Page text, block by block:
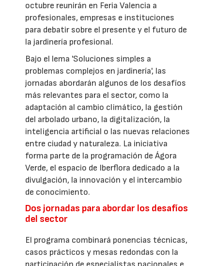
octubre reunirán en Feria Valencia a
profesionales, empresas e instituciones
para debatir sobre el presente y el futuro de
la jardinería profesional.
Bajo el lema 'Soluciones simples a
problemas complejos en jardinería', las
jornadas abordarán algunos de los desafíos
más relevantes para el sector, como la
adaptación al cambio climático, la gestión
del arbolado urbano, la digitalización, la
inteligencia artificial o las nuevas relaciones
entre ciudad y naturaleza. La iniciativa
forma parte de la programación de Ágora
Verde, el espacio de Iberflora dedicado a la
divulgación, la innovación y el intercambio
de conocimiento.
Dos jornadas para abordar los desafíos
del sector
El programa combinará ponencias técnicas,
casos prácticos y mesas redondas con la